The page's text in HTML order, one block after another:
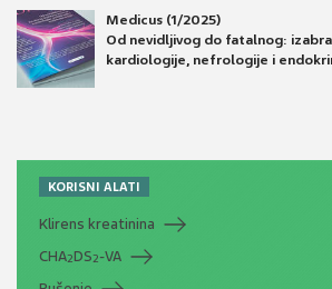
Medicus (1/2025)
Od nevidljivog do fatalnog:
kardiologije, nefrologije i
KORISNI ALATI
Klirens kreatinina
CHA2DS2-VA